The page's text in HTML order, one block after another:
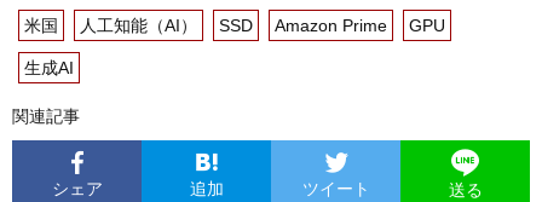
米国 人工知能（AI） SSD Amazon Prime GPU
生成AI
関連記事
シェア 追加 ツイート 送る